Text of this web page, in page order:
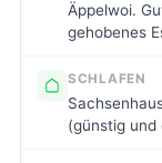
Äppelwoi.
gehobenes
SCHLAFEN
(günstig und